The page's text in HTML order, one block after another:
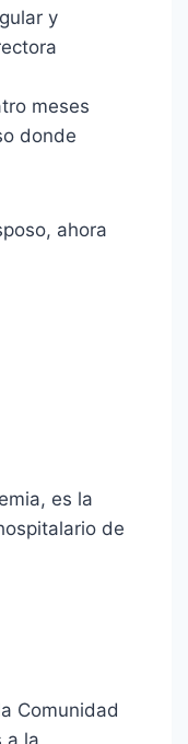
y
meses
donde
ahora
es la
de
Comunidad
a la